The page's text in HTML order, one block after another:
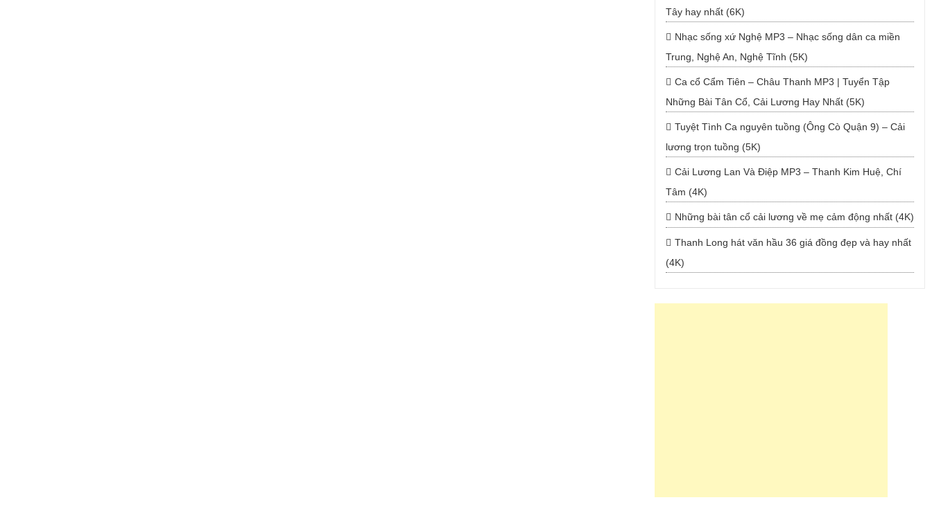
Tây hay nhất (6K)
Nhạc sống xứ Nghệ MP3 – Nhạc sống dân ca miền
Trung, Nghệ An, Nghệ Tĩnh (5K)
Ca cổ Cẩm Tiên – Châu Thanh MP3 | Tuyển Tập
Những Bài Tân Cổ, Cải Lương Hay Nhất (5K)
Tuyệt Tình Ca nguyên tuồng (Ông Cò Quận 9) – Cải
lương trọn tuồng (5K)
Cải Lương Lan Và Điệp MP3 – Thanh Kim Huệ, Chí
Tâm (4K)
Những bài tân cổ cải lương về mẹ cảm động nhất (4K)
Thanh Long hát văn hầu 36 giá đồng đẹp và hay nhất
(4K)